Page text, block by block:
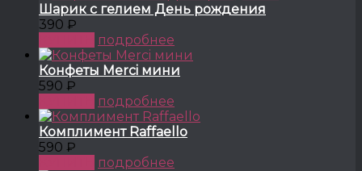
Шарик с гелием День рождения
390 ₽
подробнее
Конфеты Merci мини
590 ₽
подробнее
Комплимент Raffaello
590 ₽
подробнее